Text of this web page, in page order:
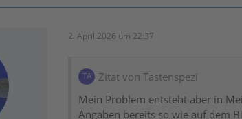
2. April 2026 um 22:37
Zitat von Tastenspezi
Mein Problem entsteht aber in
Angaben bereits so wie auf dem